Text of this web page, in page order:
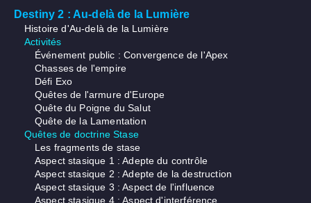
Destiny 2 : Au-delà de la Lumière
Histoire d'Au-delà de la Lumière
Activités
Événement public : Convergence de l'Apex
Chasses de l'empire
Défi Exo
Quêtes de l'armure d'Europe
Quête du Poigne du Salut
Quête de la Lamentation
Quêtes de doctrine Stase
Les fragments de stase
Aspect stasique 1 : Adepte du contrôle
Aspect stasique 2 : Adepte de la destruction
Aspect stasique 3 : Aspect de l'influence
Aspect stasique 4 : Aspect d'interférence